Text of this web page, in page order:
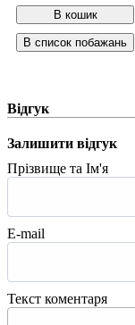
Відгук
Залишити відгук
Прізвище та Ім'я
E-mail
Текст коментаря